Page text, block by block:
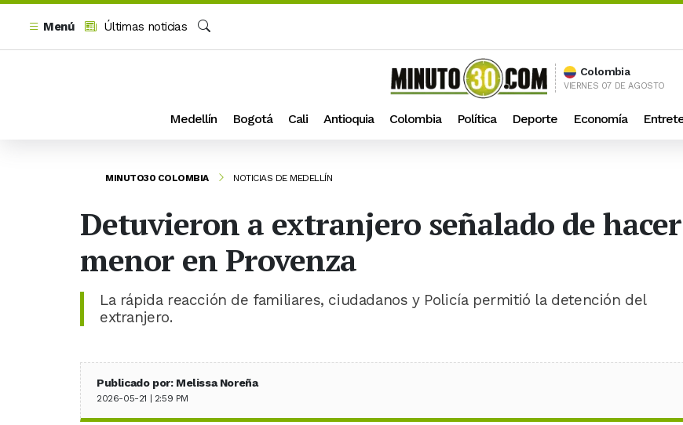
Menú
Últimas noticias
Colombia
VIERNES 07 DE AGOSTO
Medellín Bogotá Cali Antioquia Colombia Política Deporte Economía
MINUTO30 COLOMBIA NOTICIAS DE MEDELLÍN
Detuvieron a extranjero señalado de
menor en Provenza
La rápida reacción de familiares, ciudadanos y Policía permitió la detención del
extranjero.
Publicado por: Melissa Noreña
2026-05-21 | 2:59 PM